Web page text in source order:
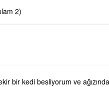
2)
bir kedi besliyorum ve